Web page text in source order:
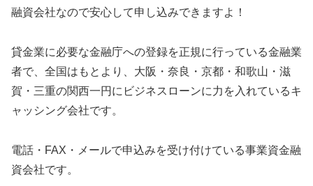
融資会社なので安心して申し込みできますよ！
貸金業に必要な金融庁への登録を正規に行っている金融業
者で、全国はもとより、大阪・奈良・京都・和歌山・滋
賀・三重の関西一円にビジネスローンに力を入れているキ
ャッシング会社です。
電話・FAX・メールで申込みを受け付けている事業資金融
資会社です。